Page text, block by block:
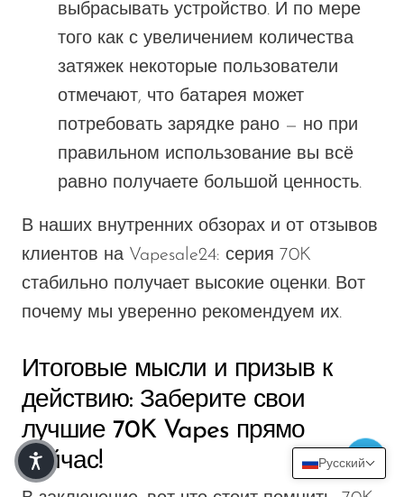
Русский
выбрасывать устройство. И по мере
того как с увеличением количества
затяжек некоторые пользователи
отмечают, что батарея может
потребовать зарядке рано — но при
правильном использование вы всё
равно получаете большой ценность.
В наших внутренних обзорах и от отзывов
клиентов на Vapesale24: серия 70K
стабильно получает высокие оценки. Вот
почему мы уверенно рекомендуем их.
Итоговые мысли и призыв к
действию: Заберите свои
лучшие 70K Vapes прямо
сейчас!